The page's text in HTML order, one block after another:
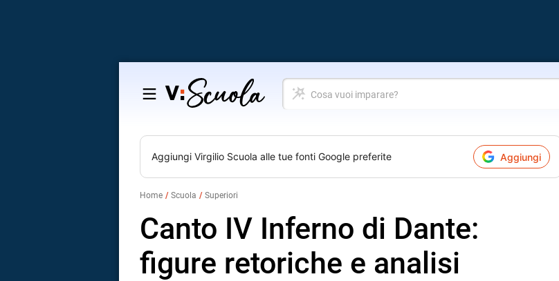
Salta
contenuto
Cosa
vuoi
Aggiungi Virgilio Scuola alle tue fonti Google preferite Aggiungi
Home Scuola Superiori
Canto IV Inferno di Dante:
figure retoriche e analisi